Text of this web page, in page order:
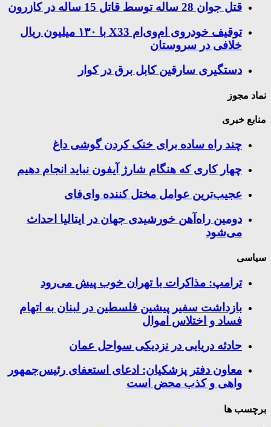
قتل جوان 28 ساله توسط قاتل 15 ساله در کازرون
توقیف خودروی ام‌وی‌ام X33 با ۱۳۰ میلیون ریال
خلافی در سروستان
دستگیری سارقین کابل برق در کوار
نماد مجوز
منابع خبری
چند راه‌ ساده برای خنک کردن گوشی داغ
چهار کاری که هنگام شارژ آیفون نباید انجام دهیم
عجیب‌ترین عوامل مختل کننده وای‌فای
دومین راه‌آهن خورشیدی جهان در ایتالیا احداث
می‌شود
سیاسی
ترامپ: مذاکرات با تهران خوب پیش می‌رود
بازداشت سفیر پیشین فلسطین در لبنان به اتهام
فساد و اختلاس اموال
حادثه دریایی در نزدیکی سواحل عمان
معاون دفتر پزشکیان: ادعای استعفای رئیس‌جمهور
واهی و کذب محض است
برچسب ها